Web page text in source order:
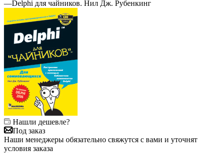
—Delphi для чайников. Нил Дж. Рубенкинг
Нашли дешевле?
Под заказ
Наши менеджеры обязательно свяжутся с вами и уточнят
условия заказа